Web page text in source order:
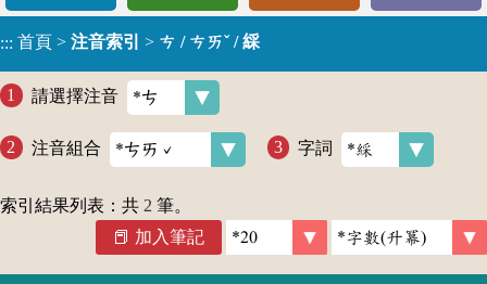
::: 首頁 > 注音索引 > ㄘ / ㄘㄞˇ / 綵
請選擇注音
注音組合 字詞
索引結果列表：共 2 筆。
加入筆記